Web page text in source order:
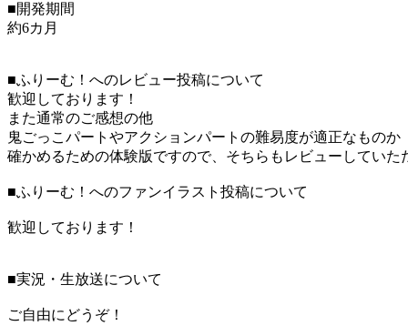
■開発期間
約6カ月
■ふりーむ！へのレビュー投稿について
歓迎しております！
また通常のご感想の他
鬼ごっこパートやアクションパートの難易度が適正なものか
確かめるための体験版ですので、そちらもレビューしていた
■ふりーむ！へのファンイラスト投稿について
歓迎しております！
■実況・生放送について
ご自由にどうぞ！